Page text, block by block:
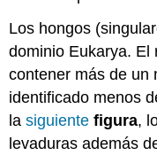
Los hongos
dominio Eukarya. El
contener más de un
identificado menos
lasiguiente figura,
levaduras además